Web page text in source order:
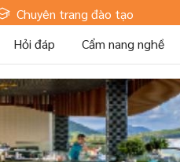
Chuyên trang đào tạo
Hỏi đáp Cẩm nang nghề